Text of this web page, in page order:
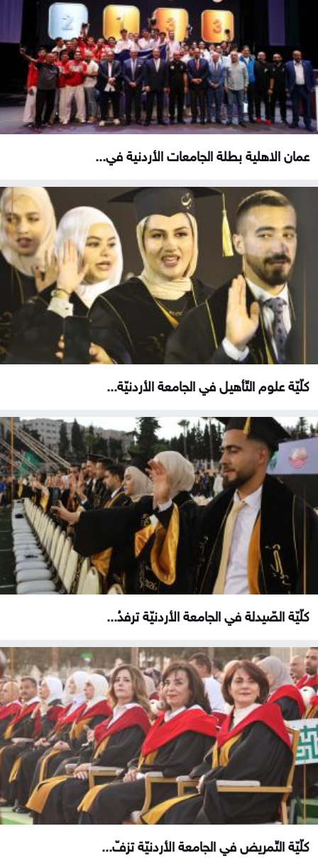
عمان الاهلية بطلة الجامعات الأردنية في...
كلّيّة علوم التّأهيل في الجامعة الأردنيّة...
كلّيّة الصّيدلة في الجامعة الأردنيّة ترفدُ...
كلّيّة التّمريض في الجامعة الأردنيّة تزفّ...